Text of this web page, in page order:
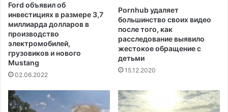
6
г
о
д
а
1
4
г
о
д
а
Ford объявил об
инвестициях в размере 3,7
миллиарда долларов в
производство
электромобилей,
грузовиков и нового
Mustang
02.06.2022
Pornhub удаляет
большинство своих видео
после того, как
расследование выявило
жестокое обращение с
детьми
15.12.2020